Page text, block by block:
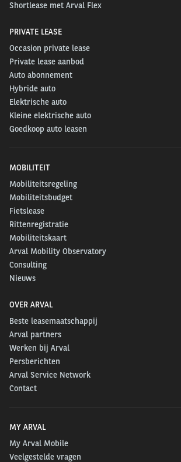
Shortlease met Arval Flex
PRIVATE LEASE
Occasion private lease
Private lease aanbod
Auto abonnement
Hybride auto
Elektrische auto
Kleine elektrische auto
Goedkoop auto leasen
MOBILITEIT
Mobiliteitsregeling
Mobiliteitsbudget
Fietslease
Rittenregistratie
Mobiliteitskaart
Arval Mobility Observatory
Consulting
Nieuws
OVER ARVAL
Beste leasemaatschappij
Arval partners
Werken bij Arval
Persberichten
Arval Service Network
Contact
MY ARVAL
My Arval Mobile
Veelgestelde vragen